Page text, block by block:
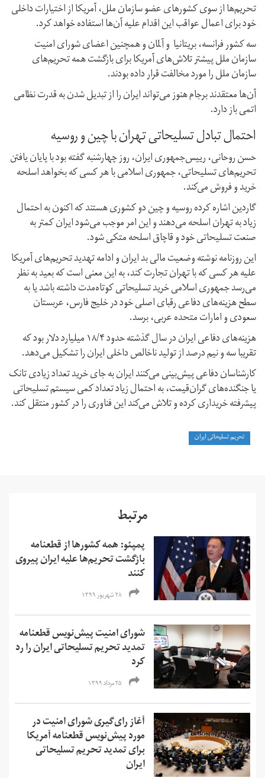
تحریم‌ها از سوی کشورهای عضو سازمان ملل، آمریکا از اختیارات داخلی
خود برای اعمال عواقب این اقدام علیه آن‌ها استفاده خواهد کرد.
سه کشور فرانسه،‌ بریتانیا و آلمان و همچنین اعضای شورای امنیت
سازمان ملل پیشتر تلاش‌های آمریکا برای بازگشت همه تحریم‌های
سازمان ملل را مورد مخالفت قرار داده بودند.
آن‌ها معتقدند برجام هنوز می‌تواند ایران را از تبدیل شدن به قدرت نظامی
اتمی باز دارد.
احتمال تبادل تسلیحاتی تهران با چین و روسیه
حسن روحانی،‌ رییس‌جمهوری ایران، روز چهارشنبه گفته بود با پایان یافتن
تحریم‌های تسلیحاتی، جمهوری اسلامی با هر کسی که بخواهد اسلحه
خرید و فروش می‌کند.
گاردین اشاره کرده روسیه و چین دو کشوری هستند که اکنون به احتمال
زیاد به تهران اسلحه می‌دهند و این امر موجب می‌شود ایران کمتر به
صنعت تسلیحاتی‌ خود و قاچاق اسلحه متکی شود.
این روزنامه نوشته وضعیت مالی بد ایران و ادامه تهدید تحریم‌های آمریکا
علیه هر کسی که با تهران تجارت کند، به این معنی است که بعید به نظر
می‌رسد جمهوری اسلامی خرید تسلیحاتی کوتاه‌مدت داشته باشد یا به
سطح هزینه‌های دفاعی رقبای اصلی خود در خلیج فارس، عربستان
سعودی و امارات متحده عربی، برسد.
هزینه‌های دفاعی ایران در سال گذشته حدود ۱۸/۴ میلیارد دلار بود که
تقریبا سه و نیم درصد از تولید ناخالص داخلی ایران را تشکیل می‌دهد.
کارشناسان دفاعی پیش‌بینی می‌کنند ایران به جای خرید تعداد زیادی تانک
یا جنگنده‌های گران‌قیمت، به احتمال زیاد تعداد کمی سیستم تسلیحاتی
پیشرفته خریداری کرده و تلاش می‌کند این فناوری را در کشور منتقل کند.
تحریم تسلیحاتی ایران
مرتبط
پمپئو: همه کشورها از قطعنامه
بازگشت تحریم‌ها علیه ایران پیروی
کنند
۲۸ شهریور ۱۳۹۹
شورای امنیت پیش‌نویس قطعنامه
تمدید تحریم تسلیحاتی ایران را رد
کرد
۲۵ مرداد ۱۳۹۹
آغاز رای‌گیری شورای امنیت در
مورد پیش‌نویس قطعنامه آمریکا
برای تمدید تحریم تسلیحاتی
ایران